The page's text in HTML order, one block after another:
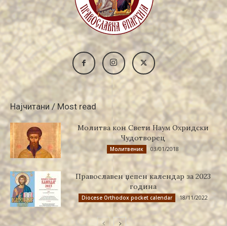
Најчитани / Most read
Молитва кон Свети Наум Охридски
Чудотворец
Молитвеник 03/01/2018
Православен џепен календар за 2023
година
Diocese Orthodox pocket calendar 18/11/2022